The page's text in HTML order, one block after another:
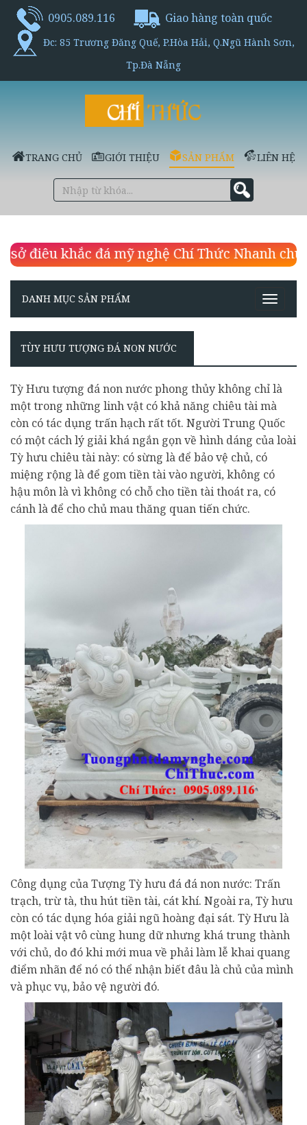
0905.089.116 Giao hàng toàn quốc
Đc: 85 Trương Đăng Quế, P.Hòa Hải, Q.Ngũ Hành Sơn,
Tp.Đà Nẵng
TRANG CHỦ GIỚI THIỆU SẢN PHẨM LIÊN HỆ
mỹ nghệ Chí Thức Nhanh chuyên làm
DANH MỤC SẢN PHẨM
TÙY HƯU TƯỢNG ĐÁ NON NƯỚC
Tỳ Hưu tượng đá non nước phong thủy không chỉ là
một trong những linh vật có khả năng chiêu tài mà
còn có tác dụng trấn hạch rất tốt. Người Trung Quốc
có một cách lý giải khá ngắn gọn về hình dáng của loài
Tỳ hưu chiêu tài này: có sừng là để bảo vệ chủ, có
miệng rộng là để gom tiền tài vào người, không có
hậu môn là vì không có chỗ cho tiền tài thoát ra, có
cánh là để cho chủ mau thăng quan tiến chức.
Công dụng của Tượng Tỳ hưu đá đá non nước: Trấn
trạch, trừ tà, thu hút tiền tài, cát khí. Ngoài ra, Tỳ hưu
còn có tác dụng hóa giải ngũ hoàng đại sát. Tỳ Hưu là
một loài vật vô cùng hung dữ nhưng khá trung thành
với chủ, do đó khi mới mua về phải làm lễ khai quang
điểm nhãn để nó có thể nhận biết đâu là chủ của mình
và phục vụ, bảo vệ người đó.